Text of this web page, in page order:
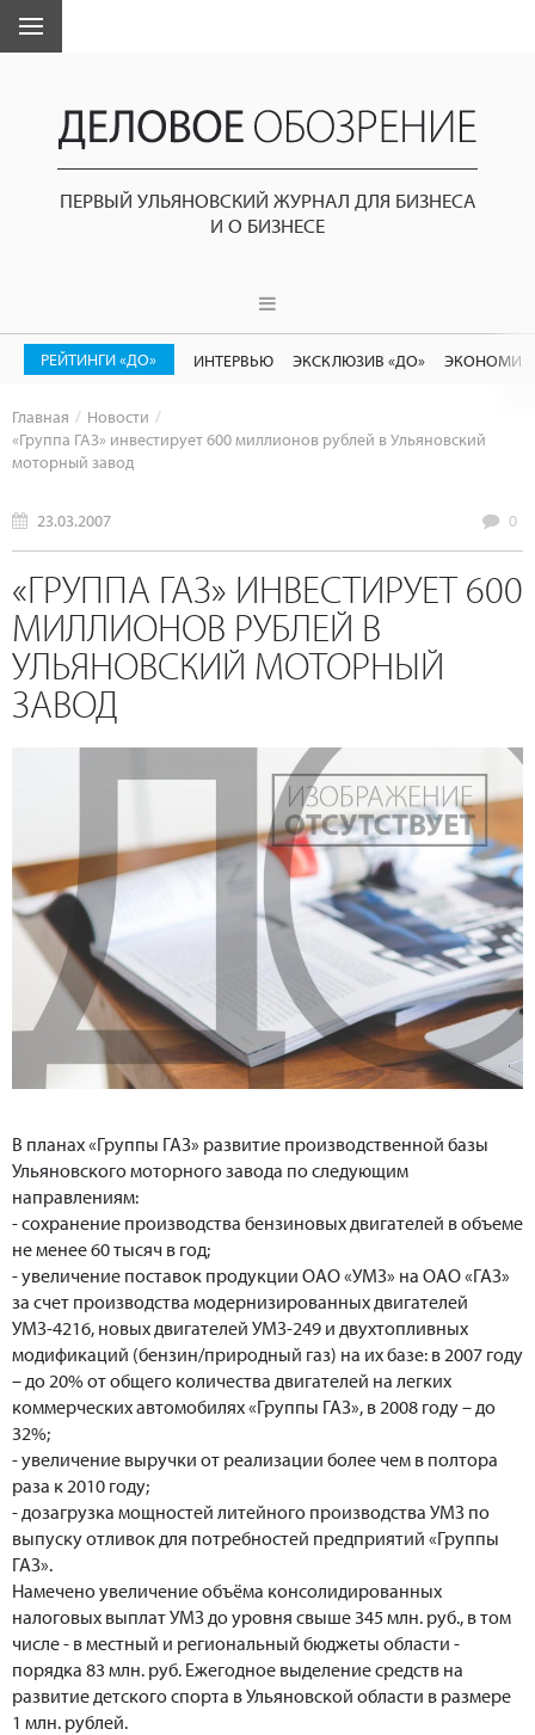
ПЕРВЫЙ УЛЬЯНОВСКИЙ ЖУРНАЛ ДЛЯ БИЗНЕСА
И О БИЗНЕСЕ
РЕЙТИНГИ «ДО» ИНТЕРВЬЮ ЭКСКЛЮЗИВ «ДО»
Главная
Новости
«Группа ГАЗ» инвестирует 600 миллионов рублей в Ульяновский
моторный завод
23.03.2007 0
«ГРУППА ГАЗ» ИНВЕСТИРУЕТ 600
МИЛЛИОНОВ РУБЛЕЙ В
УЛЬЯНОВСКИЙ МОТОРНЫЙ
ЗАВОД
В планах «Группы ГАЗ» развитие производственной базы
Ульяновского моторного завода по следующим
направлениям:
- сохранение производства бензиновых двигателей в объеме
не менее 60 тысяч в год;
- увеличение поставок продукции ОАО «УМЗ» на ОАО «ГАЗ»
за счет производства модернизированных двигателей
УМЗ-4216, новых двигателей УМЗ-249 и двухтопливных
модификаций (бензин/природный газ) на их базе: в 2007 году
– до 20% от общего количества двигателей на легких
коммерческих автомобилях «Группы ГАЗ», в 2008 году – до
32%;
- увеличение выручки от реализации более чем в полтора
раза к 2010 году;
- дозагрузка мощностей литейного производства УМЗ по
выпуску отливок для потребностей предприятий «Группы
ГАЗ».
Намечено увеличение объёма консолидированных
налоговых выплат УМЗ до уровня свыше 345 млн. руб., в том
числе - в местный и региональный бюджеты области -
порядка 83 млн. руб. Ежегодное выделение средств на
развитие детского спорта в Ульяновской области в размере
1 млн. рублей.